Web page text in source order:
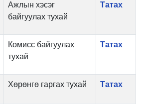
Ажлын хэсэг
байгуулах тухай
Татах
Комисс байгуулах
тухай
Татах
Хөрөнгө гаргах тухай Татах